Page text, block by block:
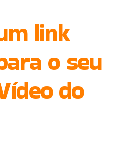
link
o seu
do